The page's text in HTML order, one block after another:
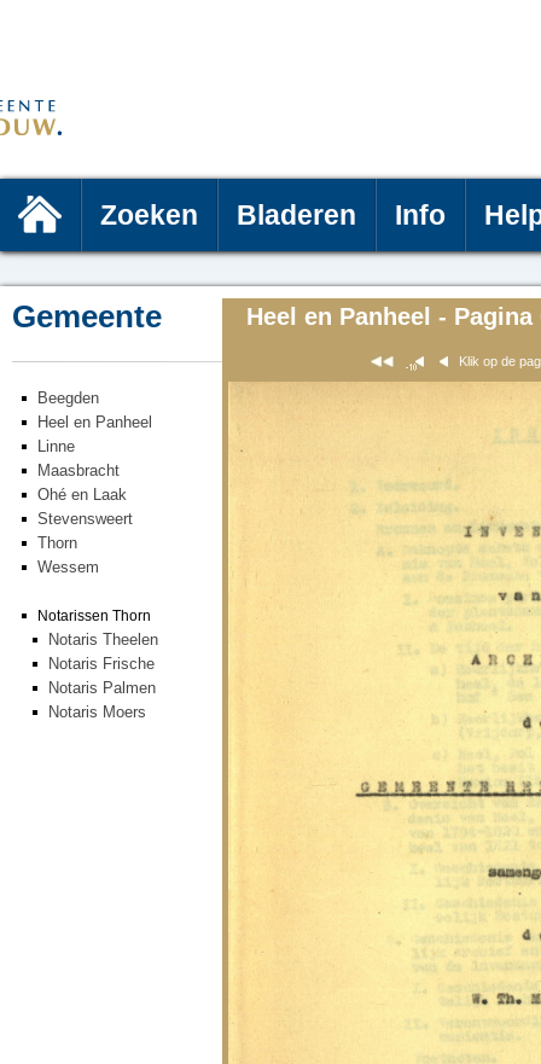
Zoeken Bladeren Info
Gemeente
Beegden
Heel en Panheel
Linne
Maasbracht
Ohé en Laak
Stevensweert
Thorn
Wessem
Notarissen Thorn
Notaris Theelen
Notaris Frische
Notaris Palmen
Notaris Moers
Heel en Panheel - Pagina
Klik op de